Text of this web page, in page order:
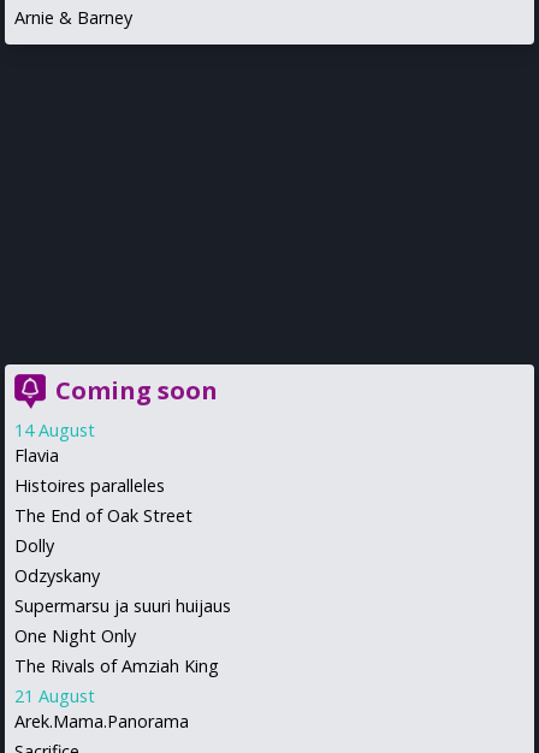
Arnie & Barney
Coming soon
14 August
Flavia
Histoires paralleles
The End of Oak Street
Dolly
Odzyskany
Supermarsu ja suuri huijaus
One Night Only
The Rivals of Amziah King
21 August
Arek.Mama.Panorama